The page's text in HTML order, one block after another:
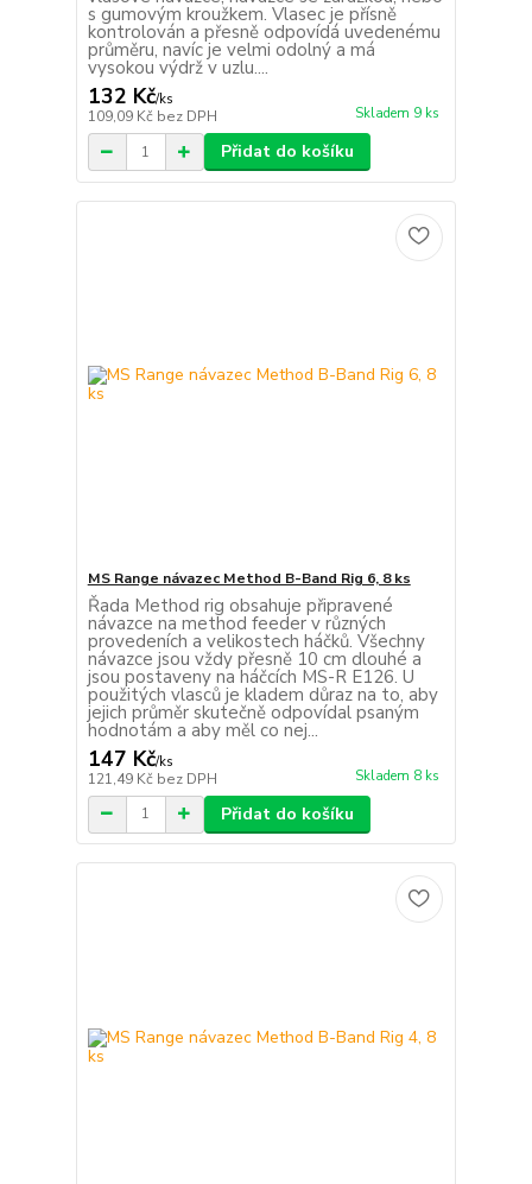
s gumovým kroužkem. Vlasec je přísně
kontrolován a přesně odpovídá uvedenému
průměru, navíc je velmi odolný a má
vysokou výdrž v uzlu....
132 Kč/ks
109,09 Kč bez DPH Skladem 9 ks
Přidat do košíku
MS Range návazec Method B-Band Rig 6, 8 ks
Řada Method rig obsahuje připravené
návazce na method feeder v různých
provedeních a velikostech háčků. Všechny
návazce jsou vždy přesně 10 cm dlouhé a
jsou postaveny na háčcích MS-R E126. U
použitých vlasců je kladem důraz na to, aby
jejich průměr skutečně odpovídal psaným
hodnotám a aby měl co nej...
147 Kč/ks
121,49 Kč bez DPH Skladem 8 ks
Přidat do košíku